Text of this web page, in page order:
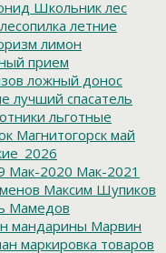
Школьник лес
лесопилка летние
лимон
прием
ложный донос
лучший спасатель
льготные
Магнитогорск май
Мак-2020 Мак-2021
Максим Шупиков
Мамедов
мандарины Марвин
маркировка товаров